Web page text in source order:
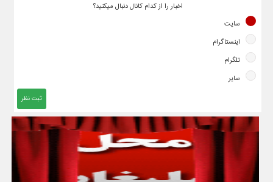
اخبار را از کدام کانال دنبال میکنید؟
سایت
اینستاگرام
تلگرام
سایر
ثبت نظر